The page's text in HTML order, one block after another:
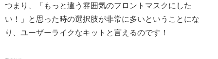
つまり、「もっと違う雰囲気のフロントマスクにした
い！」と思った時の選択肢が非常に多いということにな
り、ユーザーライクなキットと言えるのです！